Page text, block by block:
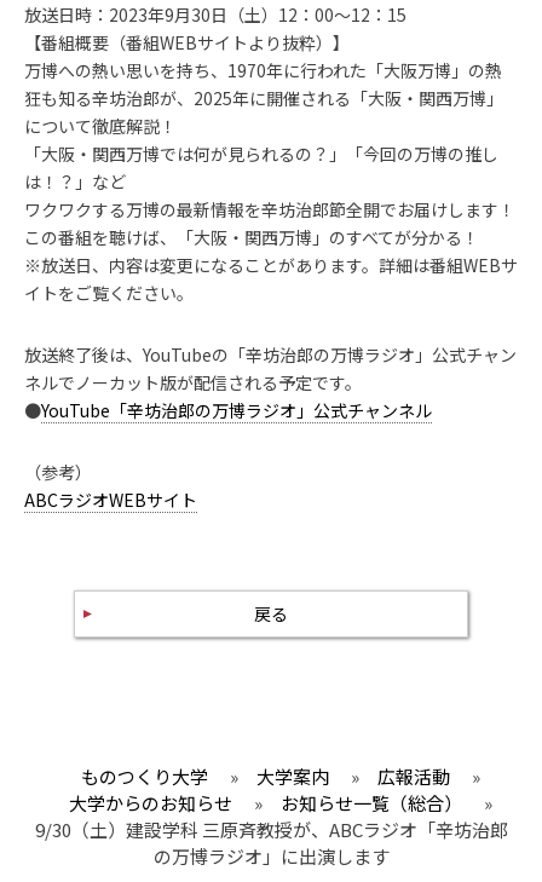
放送日時：2023年9月30日（土）12：00～12：15
【番組概要（番組WEBサイトより抜粋）】
万博への熱い思いを持ち、1970年に行われた「大阪万博」の熱
狂も知る辛坊治郎が、2025年に開催される「大阪・関西万博」
について徹底解説！
「大阪・関西万博では何が見られるの？」「今回の万博の推し
は！？」など
ワクワクする万博の最新情報を辛坊治郎節全開でお届けします！
この番組を聴けば、「大阪・関西万博」のすべてが分かる！
※放送日、内容は変更になることがあります。詳細は番組WEBサ
イトをご覧ください。
放送終了後は、YouTubeの「辛坊治郎の万博ラジオ」公式チャン
ネルでノーカット版が配信される予定です。
●YouTube「辛坊治郎の万博ラジオ」公式チャンネル
（参考）
ABCラジオWEBサイト
戻る
ものつくり大学 » 大学案内 » 広報活動
»
大学からのお知らせ
» お知らせ一覧（総合）
»
9/30（土）建設学科 三原斉教授が、ABCラジオ「辛坊治郎
の万博ラジオ」に出演します